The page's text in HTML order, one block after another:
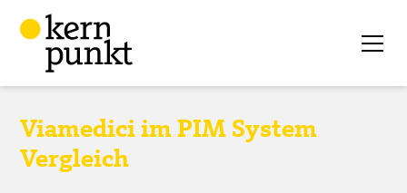
Viamedici im PIM System
Vergleich